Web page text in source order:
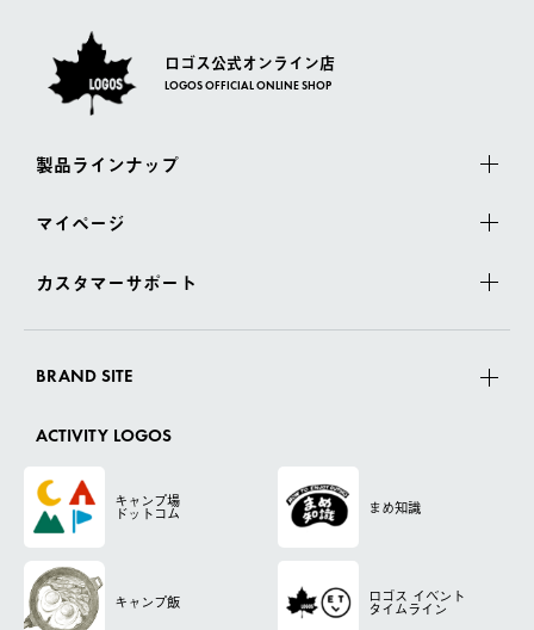
ロゴス公式オンライン店
LOGOS OFFICIAL ONLINE SHOP
製品ラインナップ
マイページ
カスタマーサポート
BRAND SITE
ACTIVITY LOGOS
キャンプ場
ドットコム まめ知識
キャンプ飯 ロゴス イベント
タイムライン